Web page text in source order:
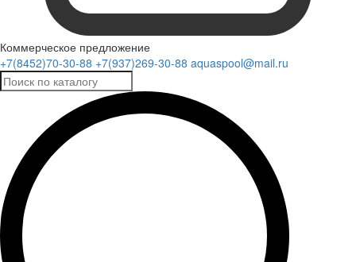
Коммерческое предложение
+7(8452)70-30-88 +7(937)269-30-88 aquaspool@mail.ru